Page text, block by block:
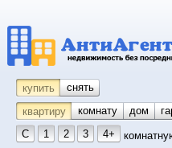
купить снять
квартиру
комнату койко-
дом
С
1 2 3 4+